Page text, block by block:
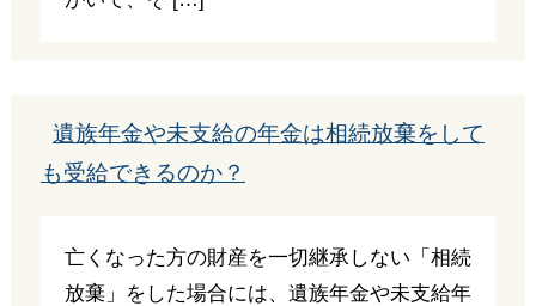
遺族年金や未支給の年金は相続放棄をして
も受給できるのか？
亡くなった方の財産を一切継承しない「相続
放棄」をした場合には、遺族年金や未支給年